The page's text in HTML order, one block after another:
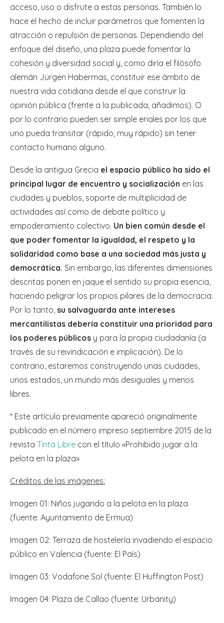
acceso, uso o disfrute a estas personas. También lo
hace el hecho de incluir parámetros que fomenten la
atracción o repulsión de personas. Dependiendo del
enfoque del diseño, una plaza puede fomentar la
cohesión y diversidad social y, como diría el filósofo
alemán Jürgen Habermas, constituir ese ámbito de
nuestra vida cotidiana desde el que construir la
opinión pública (frente a la publicada, añadimos). O
por lo contrario pueden ser simple eriales por los que
uno pueda transitar (rápido, muy rápido) sin tener
contacto humano alguno.
Desde la antigua Grecia el espacio público ha sido el
principal lugar de encuentro y socialización en las
ciudades y pueblos, soporte de multiplicidad de
actividades así como de debate político y
empoderamiento colectivo. Un bien común desde el
que poder fomentar la igualdad, el respeto y la
solidaridad como base a una sociedad más justa y
democrática. Sin embargo, las diferentes dimensiones
descritas ponen en jaque el sentido su propia esencia,
haciendo peligrar los propios pilares de la democracia.
Por lo tanto, su salvaguarda ante intereses
mercantilistas debería constituir una prioridad para
los poderes públicos y para la propia ciudadanía (a
través de su reivindicación e implicación). De lo
contrario, estaremos construyendo unas ciudades,
unos estados, un mundo más desiguales y menos
libres.
* Este artículo previamente apareció originalmente
publicado en el número impreso septiembre 2015 de la
revista Tinta Libre con el título «Prohibido jugar a la
pelota en la plaza»
Créditos de las imágenes:
Imagen 01: Niños jugando a la pelota en la plaza
(fuente: Ayuntamiento de Ermua)
Imagen 02: Terraza de hostelería invadiendo el espacio
público en Valencia (fuente: El País)
Imagen 03: Vodafone Sol (fuente: El Huffington Post)
Imagen 04: Plaza de Callao (fuente: Urbanity)